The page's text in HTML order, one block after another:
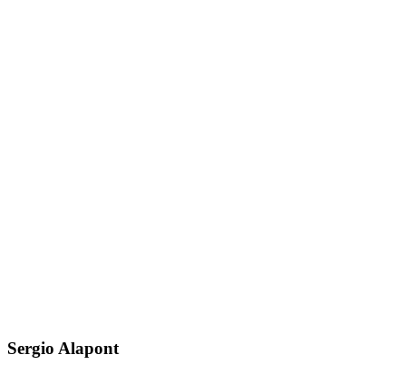
Sergio Alapont